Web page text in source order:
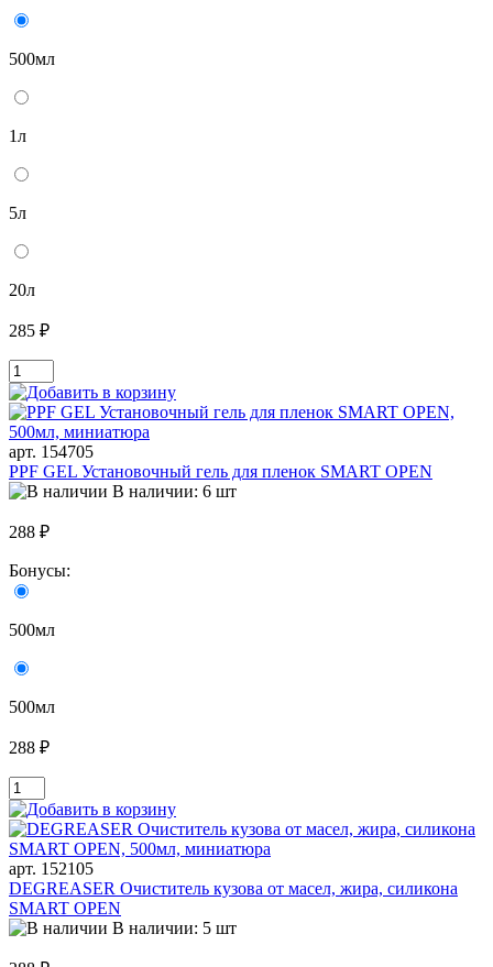
500мл
1л
5л
20л
285 ₽
арт. 154705
PPF GEL Установочный гель для пленок SMART OPEN
В наличии: 6 шт
288 ₽
Бонусы:
500мл
500мл
288 ₽
арт. 152105
DEGREASER Очиститель кузова от масел, жира, силикона
SMART OPEN
В наличии: 5 шт